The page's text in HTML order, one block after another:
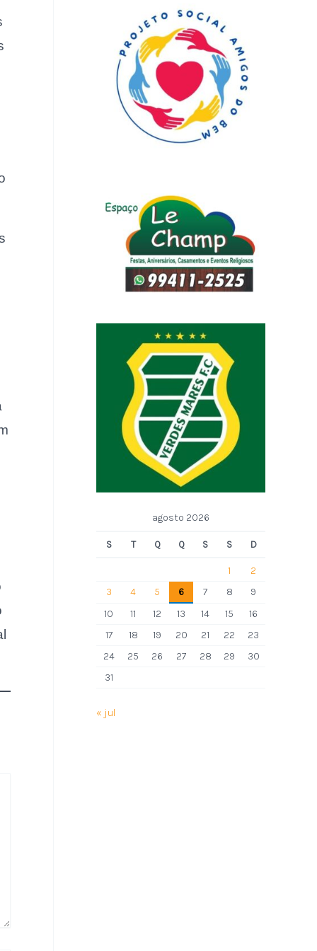
agosto 2026
S T Q Q S S D
1
2
3
4 5 6 7 8
9
10
11 12 13 14 15
16
17
18 19 20 21 22
23
24
25 26 27 28 29
30
31
« jul